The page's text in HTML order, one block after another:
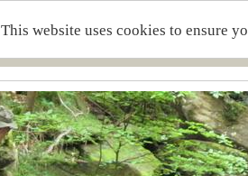
This website uses cookies to ensure